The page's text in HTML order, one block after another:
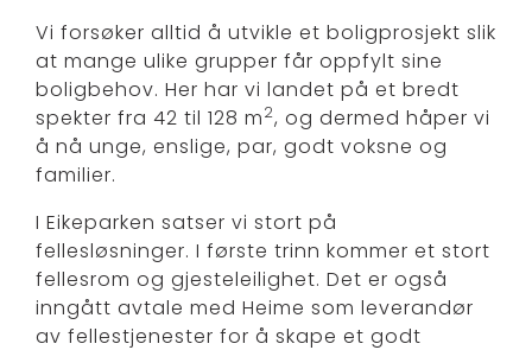
Vi forsøker alltid å utvikle et boligprosjekt slik
at mange ulike grupper får oppfylt sine
boligbehov. Her har vi landet på et bredt
spekter fra 42 til 128 m2, og dermed håper vi
å nå unge, enslige, par, godt voksne og
familier.
I Eikeparken satser vi stort på
fellesløsninger. I første trinn kommer et stort
fellesrom og gjesteleilighet. Det er også
inngått avtale med Heime som leverandør
av fellestjenester for å skape et godt